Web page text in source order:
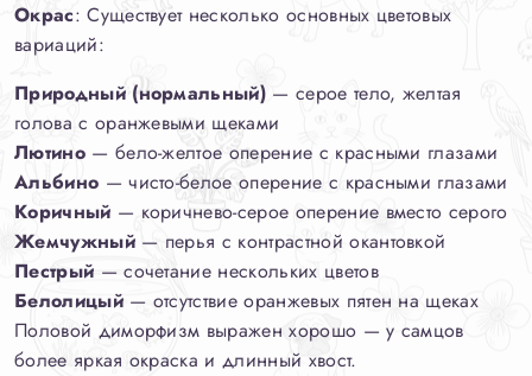
Окрас: Существует несколько основных цветовых
вариаций:
Природный (нормальный) — серое тело, желтая
голова с оранжевыми щеками
Лютино— бело-желтое оперение с красными глазами
Альбино — чисто-белое оперение с красными глазами
Коричный — коричнево-серое оперение вместо серого
Жемчужный— перья с контрастной окантовкой
Пестрый — сочетание нескольких цветов
Белолицый— отсутствие оранжевых пятен на щеках
Половой диморфизм выражен хорошо — у самцов
более яркая окраска и длинный хвост.